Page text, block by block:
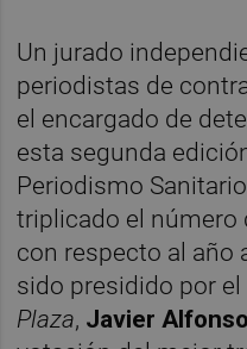
Un jurado
periodistas de
el encargado de
esta segunda
Periodismo
triplicado el número
con respecto al año
sido presidido por
Plaza, Javier Alfonso